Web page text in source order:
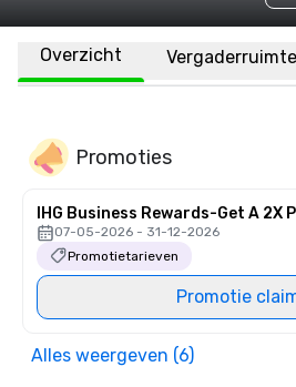
Overzicht Vergaderruimte
Promoties
IHG Business Rewards-Get A 2X
07-05-2026 - 31-12-2026
Promotietarieven
Promotie
Alles weergeven (6)